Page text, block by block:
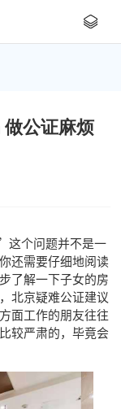
公证麻烦
个问题并不是一
还需要仔细地阅读
了解一下子女的房
北京疑难公证建议
面工作的朋友往往
较严肃的，毕竟会